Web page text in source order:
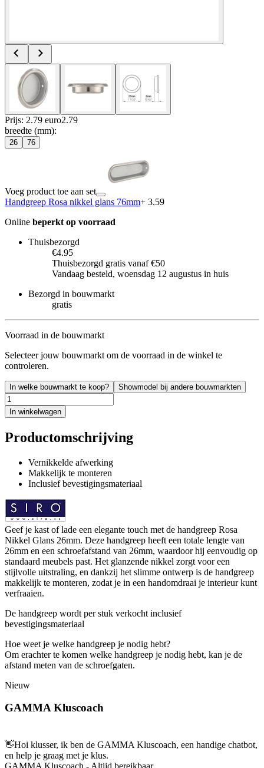
Prijs: 2.79 euro2.79
breedte (mm):
26 76
Voeg product toe aan set
Handgreep Rosa nikkel glans 76mm+ 3.59
Online beperkt op voorraad
Thuisbezorgd
€4.95
Thuisbezorgd gratis vanaf €50
Vandaag besteld, woensdag 12 augustus in huis
Bezorgd in bouwmarkt
gratis
Voorraad in de bouwmarkt
Selecteer jouw bouwmarkt om de voorraad in de winkel te
controleren.
In welke bouwmarkt te koop? Showmodel bij andere bouwmarkten
In winkelwagen
Productomschrijving
Vernikkelde afwerking
Makkelijk te monteren
Inclusief bevestigingsmateriaal
Geef je kast of lade een elegante touch met de handgreep Rosa
Nikkel Glans 26mm. Deze handgreep heeft een totale lengte van
26mm en een schroefafstand van 26mm, waardoor hij eenvoudig op
standaard meubels past. Het glanzende nikkel zorgt voor een
stijlvolle uitstraling, en dankzij het slimme ontwerp is de handgreep
makkelijk te monteren, zodat je in een handomdraai je interieur kunt
verfraaien.
De handgreep wordt per stuk verkocht inclusief
bevestigingsmateriaal
Hoe weet je welke handgreep je nodig hebt?
Om erachter te komen welke handgreep je nodig hebt, kan je de
afstand meten van de schroefgaten.
Nieuw
GAMMA Kluscoach
👋Hoi klusser, ik ben de GAMMA Kluscoach, een handige chatbot,
en help je graag met je klus.